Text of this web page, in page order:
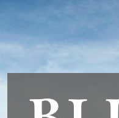
invitamos a aceptar.
utilizando o desactivarlas